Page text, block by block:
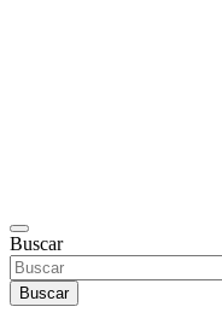
Buscar
Buscar